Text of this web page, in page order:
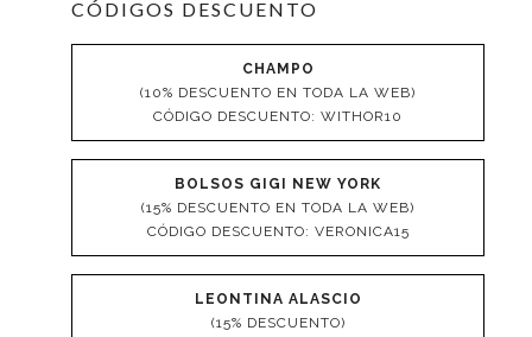
CÓDIGOS DESCUENTO
CHAMPO
(10% DESCUENTO EN TODA LA WEB)
CÓDIGO DESCUENTO: WITHOR10
BOLSOS GIGI NEW YORK
(15% DESCUENTO EN TODA LA WEB)
CÓDIGO DESCUENTO: VERONICA15
LEONTINA ALASCIO
(15% DESCUENTO)